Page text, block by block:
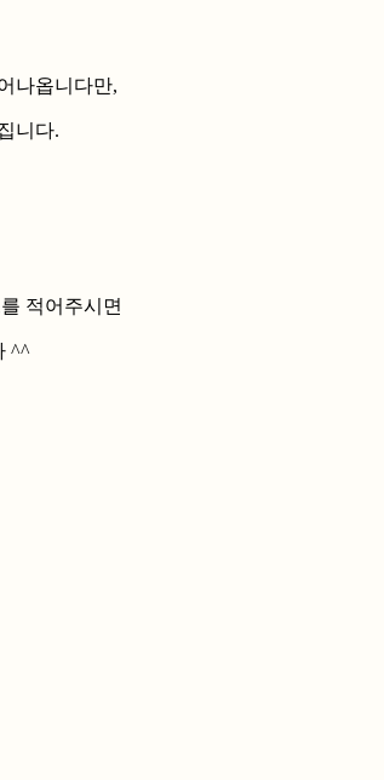
나옵니다만,
니다.
적어주시면
^^